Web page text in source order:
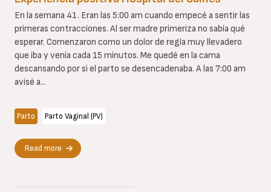
En la semana 41. Eran las 5:00 am cuando empecé a sentir las
primeras contracciones. Al ser madre primeriza no sabía qué
esperar. Comenzaron como un dolor de regla muy llevadero
que iba y venía cada 15 minutos. Me quedé en la cama
descansando por si el parto se desencadenaba. A las 7:00 am
avisé a...
Parto Parto Vaginal (PV)
Read more